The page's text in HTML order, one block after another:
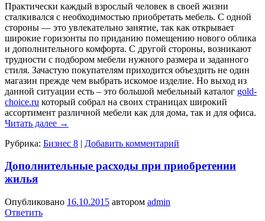
Практически каждый взрослый человек в своей жизни
сталкивался с необходимостью приобретать мебель. С одной
стороны — это увлекательно занятие, так как открывает
широкие горизонты по приданию помещению нового облика
и дополнительного комфорта. С другой стороны, возникают
трудности с подбором мебели нужного размера и заданного
стиля. Зачастую покупателям приходится объездить не один
магазин прежде чем выбрать искомое изделие. Но выход из
данной ситуации есть – это большой мебельный каталог gold-
choice.ru который собрал на своих страницах широкий
ассортимент различной мебели как для дома, так и для офиса.
Читать далее →
Рубрика: Бизнес 8 | Добавить комментарий
Дополнительные расходы при приобретении
жилья
Опубликовано 16.10.2015 автором admin
Ответить